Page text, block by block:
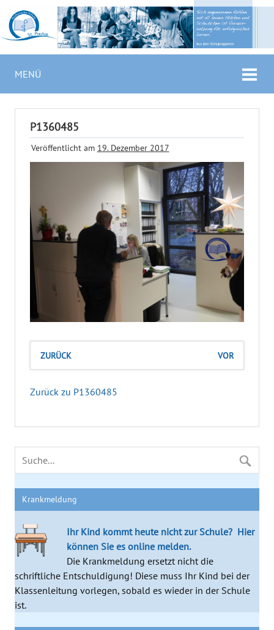
MENÜ
P1360485
Veröffentlicht am 19. Dezember 2017
ZURÜCK VOR
Zurück zu P1360485
Krankmeldung
Ihr Kind kommt heute nicht zur Schule? Hier
können Sie es online melden.
Die Krankmeldung ersetzt nicht die
schriftliche Entschuldigung! Diese muss Ihr Kind bei der
Klassenleitung vorlegen, sobald es wieder in der Schule
ist.